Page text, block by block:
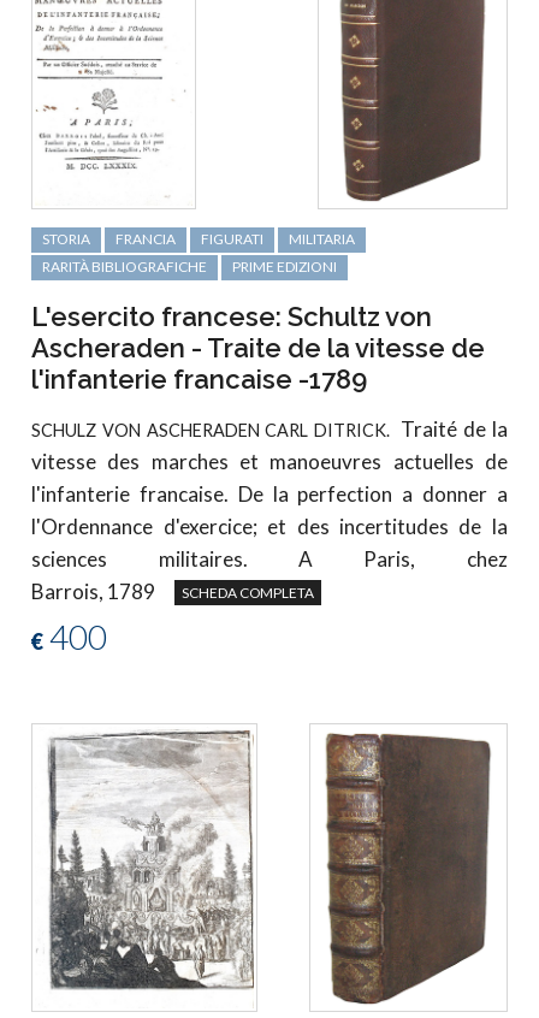
STORIA FRANCIA FIGURATI
MILITARIA
RARITÀ BIBLIOGRAFICHE
PRIME EDIZIONI
L'esercito francese: Schultz von
Ascheraden - Traite de la vitesse de
l'infanterie francaise -1789
SCHULZ VON ASCHERADEN CARL DITRICK. Traité de la
vitesse des marches et manoeuvres actuelles de
l'infanterie francaise. De la perfection a donner a
l'Ordennance d'exercice; et des incertitudes de la
sciences militaires. A Paris, chez
Barrois, 1789
SCHEDA COMPLETA
€ 400